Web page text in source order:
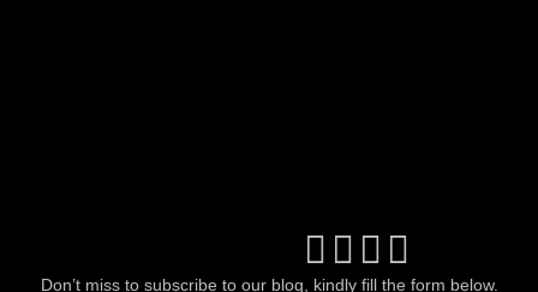
Don’t miss to subscribe to our blog, kindly fill the form below.